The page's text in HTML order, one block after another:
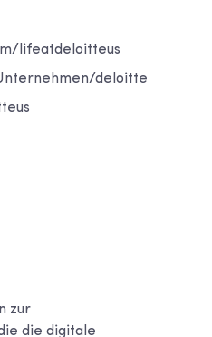
lifeatdeloitteus
deloitte
zur
die digitale